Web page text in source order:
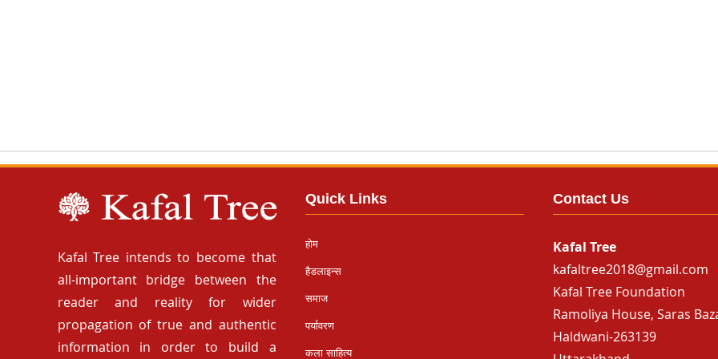
Kafal Tree intends to become that
all-important bridge between the
reader and reality for wider
propagation of true and authentic
information in order to build a
Quick Links
होम
हैडलाइन्स
समाज
पर्यावरण
कला साहित्य
Contact Us
Kafal Tree
kafaltree2018@gmail.com
Kafal Tree Foundation
Ramoliya House, Saras
Haldwani-263139